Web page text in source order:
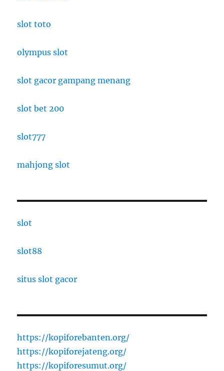
slot toto
olympus slot
slot gacor gampang menang
slot bet 200
slot777
mahjong slot
slot
slot88
situs slot gacor
https://kopiforebanten.org/
https://kopiforejateng.org/
https://kopiforesumut.org/